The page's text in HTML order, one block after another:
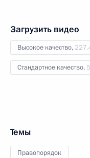
Загрузить видео
Высокое качество,
Стандартное качество,
Темы
Правопорядок